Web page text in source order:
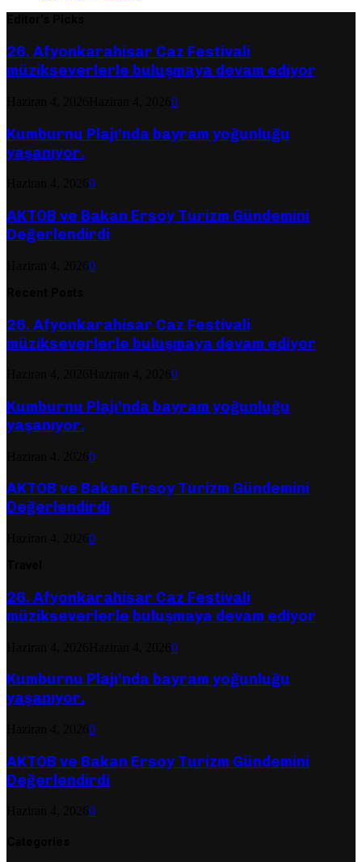
26. Afyonkarahisar Caz Festivali
müzikseverlerle buluşmaya devam ediyor
0
Kumburnu Plajı’nda bayram yoğunluğu
yaşanıyor.
0
AKTOB ve Bakan Ersoy Turizm Gündemini
Değerlendirdi
0
26. Afyonkarahisar Caz Festivali
müzikseverlerle buluşmaya devam ediyor
0
Kumburnu Plajı’nda bayram yoğunluğu
yaşanıyor.
0
AKTOB ve Bakan Ersoy Turizm Gündemini
Değerlendirdi
0
26. Afyonkarahisar Caz Festivali
müzikseverlerle buluşmaya devam ediyor
0
Kumburnu Plajı’nda bayram yoğunluğu
yaşanıyor.
0
AKTOB ve Bakan Ersoy Turizm Gündemini
Değerlendirdi
0